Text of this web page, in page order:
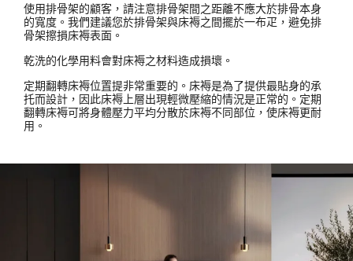
使用排骨架的顧客，請注意排骨架間之距離不應大於排骨本身
的寬度。我們建議您於排骨架與床褥之間擺於一布疋，避免排
骨架擦損床褥表面。
乾洗的化學用料會對床褥之材料造成損壞。
定期翻轉床褥位置提非常重要的。床褥是為了提供最貼身的承
托而設計，因此床褥上層出現輕微壓縮的情況是正常的。定期
翻轉床褥可將身體壓力平均分散於床褥不同部位，使床褥更耐
用。